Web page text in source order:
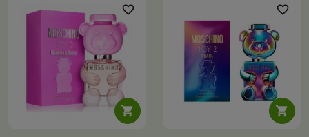

favorite_border

favorite_border